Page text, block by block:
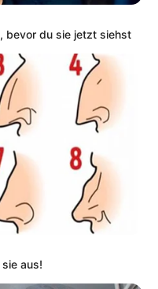
bevor du sie jetzt siehst
aus!